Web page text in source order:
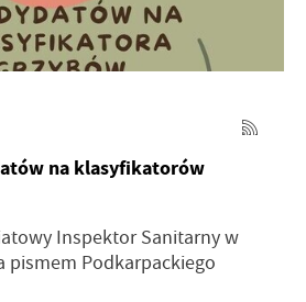
na klasyfikatorów
Inspektor Sanitarny w
pismem Podkarpackiego